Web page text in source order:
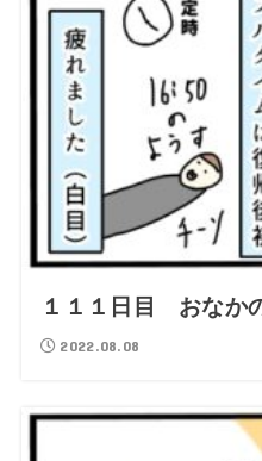
１１１日目 おなか
2022.08.08